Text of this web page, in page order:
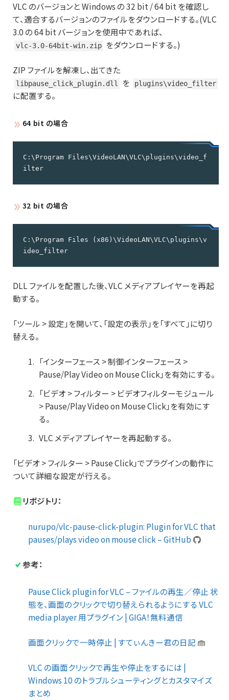
VLC のバージョンと Windows の 32 bit / 64 bit を確認し
て、適合するバージョンのファイルをダウンロードする。(VLC
3.0 の 64 bit バージョンを使用中であれば、
vlc-3.0-64bit-win.zip をダウンロードする。)
ZIP ファイルを解凍し、出てきた
libpause_click_plugin.dll を plugins\video_filter
に配置する。
64 bit の場合
C:\Program Files\VideoLAN\VLC\plugins\video_f
ilter
32 bit の場合
C:\Program Files (x86)\VideoLAN\VLC\plugins\v
ideo_filter
DLL ファイルを配置した後、VLC メディアプレイヤーを再起
動する。
「ツール > 設定」を開いて、「設定の表示」を「すべて」に切り
替える。
「インターフェース > 制御インターフェース >
Pause/Play Video on Mouse Click」を有効にする。
「ビデオ > フィルター > ビデオフィルターモジュール
> Pause/Play Video on Mouse Click」を有効にす
る。
VLC メディアプレイヤーを再起動する。
「ビデオ > フィルター > Pause Click」でプラグインの動作に
ついて詳細な設定が行える。
リポジトリ：
nurupo/vlc-pause-click-plugin: Plugin for VLC that
pauses/plays video on mouse click – GitHub
参考：
Pause Click plugin for VLC – ファイルの再生／停止 状
態を、画面のクリックで切り替えられるようにする VLC
media player 用プラグイン | GIGA！無料通信
画面クリックで一時停止 | すてぃんきー君の日記
VLC の画面クリックで再生や停止をするには |
Windows 10 のトラブルシューティングとカスタマイズ
まとめ